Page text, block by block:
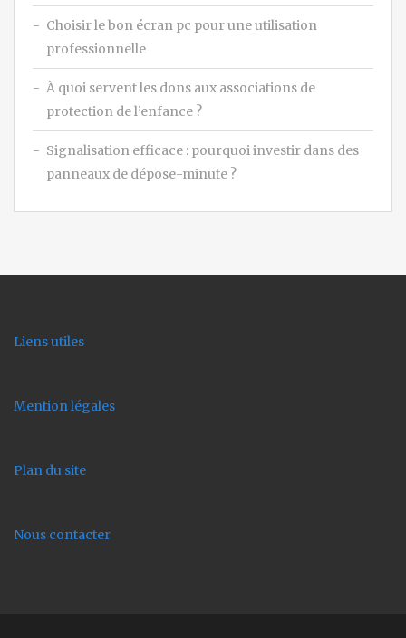
Choisir le bon écran pc pour une utilisation
professionnelle
À quoi servent les dons aux associations de
protection de l’enfance ?
Signalisation efficace : pourquoi investir dans des
panneaux de dépose-minute ?
Liens utiles
Mention légales
Plan du site
Nous contacter